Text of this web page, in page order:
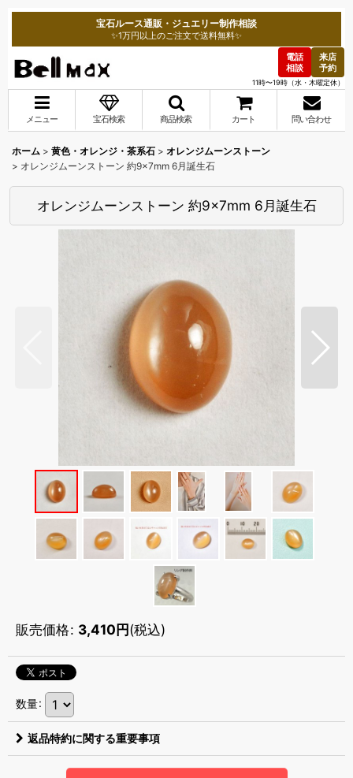
宝石ルース通販・ジュエリー制作相談
✨1万円以上のご注文で送料無料✨
電話
相談
来店
予約
11時〜19時（水・木曜定休）
メニュー 宝石検索 商品検索 カート 問い合わせ
ホーム > 黄色・オレンジ・茶系石 > オレンジムーンストーン
> オレンジムーンストーン 約9×7mm 6月誕生石
オレンジムーンストーン 約9×7mm 6月誕生石
販売価格: 3,410円(税込)
数量:
返品特約に関する重要事項